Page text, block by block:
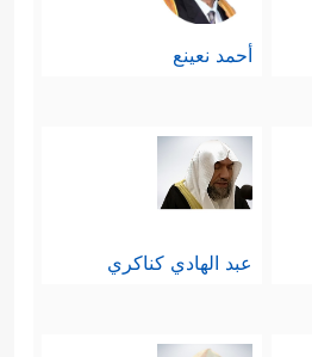
أحمد نعينع
عبد الهادي كناكري